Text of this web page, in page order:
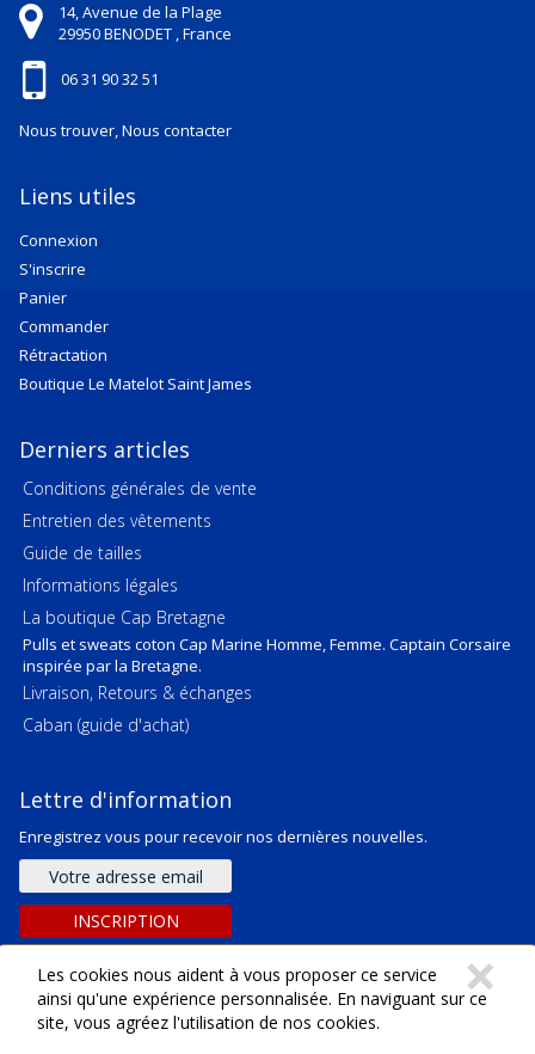
14, Avenue de la Plage
29950BENODET ,France
06 31 90 32 51
Nous trouver, Nous contacter
Liens utiles
Connexion
S'inscrire
Panier
Commander
Rétractation
Boutique Le Matelot Saint James
Derniers articles
Conditions générales de vente
Entretien des vêtements
Guide de tailles
Informations légales
La boutique Cap Bretagne
Pulls et sweats coton Cap Marine Homme, Femme. Captain Corsaire
inspirée par la Bretagne.
Livraison, Retours & échanges
Caban (guide d'achat)
Lettre d'information
Enregistrez vous pour recevoir nos dernières nouvelles.
Adresse
e-
mail
INSCRIPTION
Copyright ©2026 SARL Emeraude
×
Les cookies nous aident à vous proposer ce service
ainsi qu'une expérience personnalisée. En naviguant sur ce
site, vous agréez l'utilisation de nos cookies.